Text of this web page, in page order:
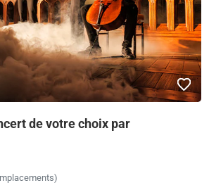
de votre choix par